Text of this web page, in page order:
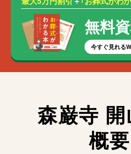
無料
今すぐ見れる
森巌寺
概要